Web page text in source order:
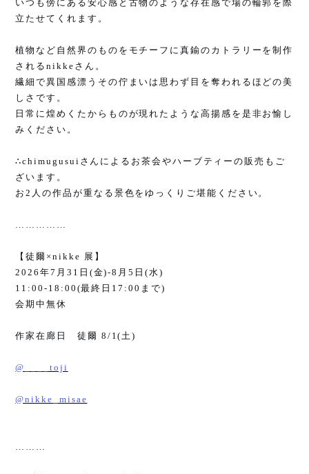
いつも傍にある安心感と古物のような存在感で場の輪郭を際
立たせてくれます。
植物など自然界のものをモチーフに真鍮のカトラリーを制作
されるnikke さん。
繊細で異国感漂うその佇まいは思わず目を奪われるほどの美
しさです。
日常に煌めくたからものが現れたような高揚感を是非お愉し
みください。
∴chimugusui さんによるお茶会やハーブティーの販売もご
ざいます。
お2 人の作品が重なる景色をゆっくりご堪能ください。
……………
【徒爾 ×nikke 展】
2026年7 月 31 日 (金)-8 月5 日 (水)
11:00-18:00(最終日 17:00 まで)
会期中無休
作家在廊日 徒爾 8/1(土)
@____toji
@nikke_misae
………